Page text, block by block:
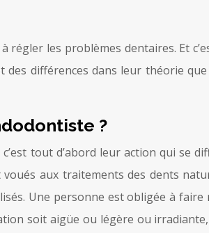
les problèmes dentaires. Et
différences dans leur théorie
?
c’est tout d’abord leur action qui se
aux traitements des dents
Une personne est obligée à
soit aigüe ou légère ou